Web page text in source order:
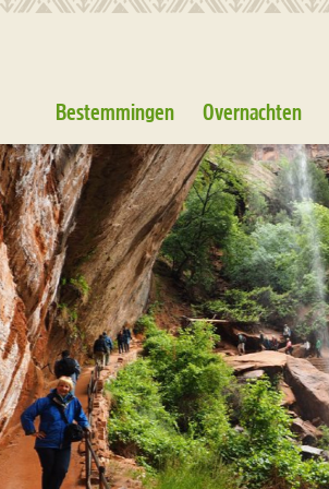
Bestemmingen Overnachten